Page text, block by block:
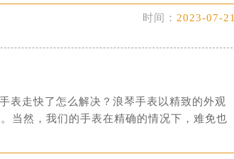
预约）
时间： 2023-07-21
走快了怎么解决？浪琴手表以精致的外观
当然，我们的手表在精确的情况下，难免也